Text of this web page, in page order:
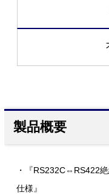
製品概要
・『RS232C⇔RS422
仕様』